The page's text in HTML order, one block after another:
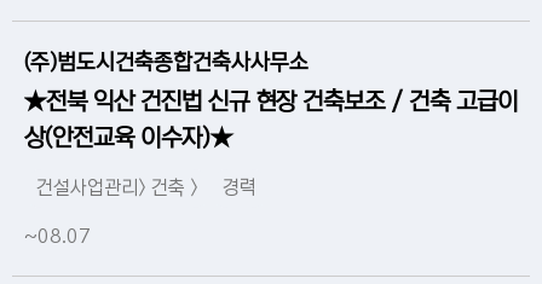
(주)범도시건축종합건축사사무소
★전북 익산 건진법 신규 현장 건축보조 / 건축 고급이
상(안전교육 이수자)★
건설사업관리> 건축 > 경력
~08.07